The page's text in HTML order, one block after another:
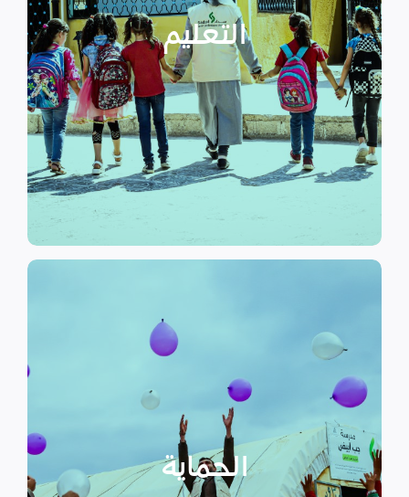
التعليم
التعليم
نهدف إلى توفير مناهج التعليم غير
الرسمي وبرامج التوعية التي
تستهدف الناشئين والأطفال مما
يساهم في تعزيز السلام و دعم
الأطفال المنقطعين عن العملية
الحماية
الحماية
الأسر المهمشة والتي ترأسها إناث
عبر تعزيز المساعدة الإنسانية التي
تراعي الأمور الخاصة بالنوع
الاجتماعي “الجنساني” مع التركيز